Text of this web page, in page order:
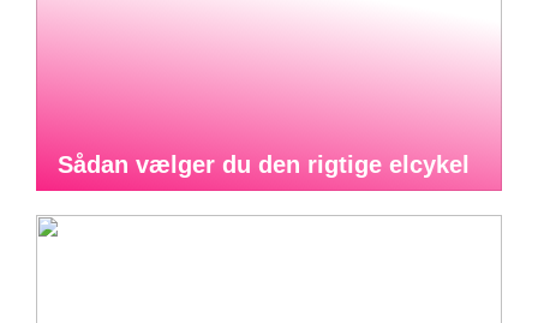
Sådan vælger du den rigtige elcykel